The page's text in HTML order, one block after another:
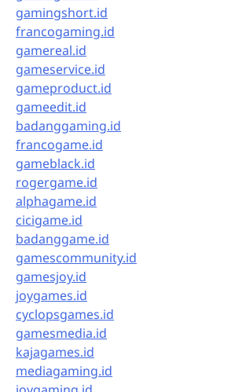
gamingshort.id
francogaming.id
gamereal.id
gameservice.id
gameproduct.id
gameedit.id
badanggaming.id
francogame.id
gameblack.id
rogergame.id
alphagame.id
cicigame.id
badanggame.id
gamescommunity.id
gamesjoy.id
joygames.id
cyclopsgames.id
gamesmedia.id
kajagames.id
mediagaming.id